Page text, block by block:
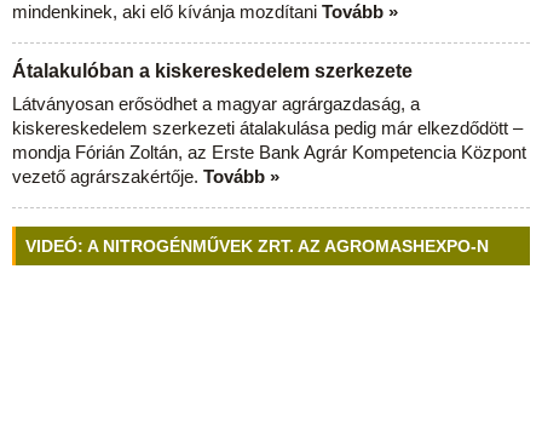
mindenkinek, aki elő kívánja mozdítani Tovább »
Átalakulóban a kiskereskedelem szerkezete
Látványosan erősödhet a magyar agrárgazdaság, a
kiskereskedelem szerkezeti átalakulása pedig már elkezdődött –
mondja Fórián Zoltán, az Erste Bank Agrár Kompetencia Központ
vezető agrárszakértője. Tovább »
VIDEÓ: A NITROGÉNMŰVEK ZRT. AZ AGROMASHEXPO-N